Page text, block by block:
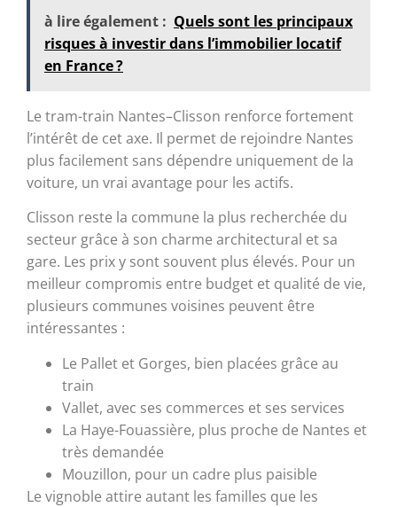
à lire également : Quels sont les principaux
risques à investir dans l’immobilier locatif
en France ?
Le tram-train Nantes–Clisson renforce fortement
l’intérêt de cet axe. Il permet de rejoindre Nantes
plus facilement sans dépendre uniquement de la
voiture, un vrai avantage pour les actifs.
Clisson reste la commune la plus recherchée du
secteur grâce à son charme architectural et sa
gare. Les prix y sont souvent plus élevés. Pour un
meilleur compromis entre budget et qualité de vie,
plusieurs communes voisines peuvent être
intéressantes :
Le Pallet et Gorges, bien placées grâce au
train
Vallet, avec ses commerces et ses services
La Haye-Fouassière, plus proche de Nantes et
très demandée
Mouzillon, pour un cadre plus paisible
Le vignoble attire autant les familles que les